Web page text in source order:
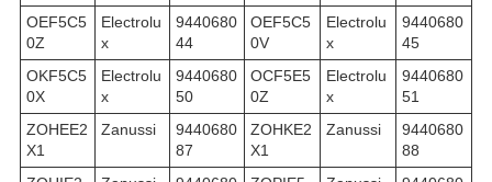
OEF5C5
0Z
Electrolu
x
9440680
44
OEF5C5
0V
Electrolu
x
9440680
45
OKF5C5
0X
Electrolu
x
9440680
50
OCF5E5
0Z
Electrolu
x
9440680
51
ZOHEE2
X1
Zanussi
9440680
87
ZOHKE2
X1
Zanussi
9440680
88